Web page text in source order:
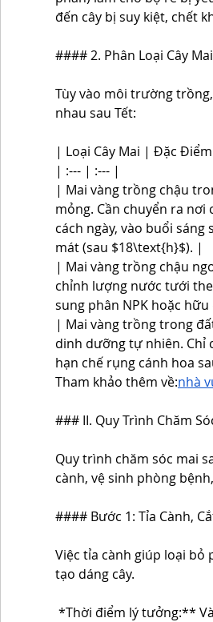
đến cây bị suy kiệt, chết
#### 2. Phân Loại Cây
Tùy vào môi trường
nhau sau Tết:
| Loại Cây Mai | Đặc Điểm
| :--- | :--- |
| Mai vàng trồng chậu
mỏng. Cần chuyển ra nơi
cách ngày, vào buổi
mát (sau $18\text{h}$). |
| Mai vàng trồng chậu
chỉnh lượng nước tưới
sung phân NPK hoặc
| Mai vàng trồng trong
dinh dưỡng tự nhiên. Chỉ
hạn chế rụng cánh hoa
Tham khảo thêm về:nhà
### II. Quy Trình Chăm
Quy trình chăm sóc mai
cành, vệ sinh phòng
#### Bước 1: Tỉa Cành,
Việc tỉa cành giúp loại bỏ
tạo dáng cây.
*Thời điểm lý tưởng:**